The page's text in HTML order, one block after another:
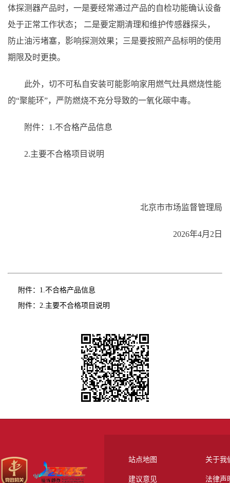
体探测器产品时，一是要经常通过产品的自检功能确认设备
处于正常工作状态； 二是要定期清理和维护传感器探头，
防止油污堵塞，影响探测效果；三是要按照产品标明的使用
期限及时更换。
此外，切不可私自安装可能影响家用燃气灶具燃烧性能
的“聚能环”，严防燃烧不充分导致的一氧化碳中毒。
附件：1.不合格产品信息
2.主要不合格项目说明
北京市市场监督管理局
2026年4月2日
附件： 1.不合格产品信息
附件： 2.主要不合格项目说明
站点地图 关于我
建议意见 法律声